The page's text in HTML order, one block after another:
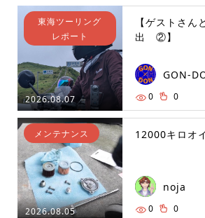
2026.08.07
東海ツーリング
レポート
【ゲストさん
出 ②】
GON-
0 0
2026.08.05
メンテナンス 12000キロオ
noja
0 0